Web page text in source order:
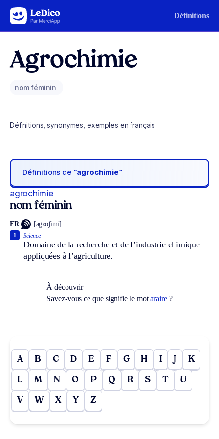
Aller au contenu Définitions
Agrochimie
nom féminin
Définitions, synonymes, exemples en français
Définitions de “agrochimie“
agrochimie
nom féminin
FR [agʀoʃimi]
Science.
Domaine de la recherche et de l’industrie chimique
appliquées à l’agriculture.
1
À découvrir
Savez-vous ce que signifie le motaraire?
A B C D E F G H I J K
L M N O P Q R S T U
V W X Y Z